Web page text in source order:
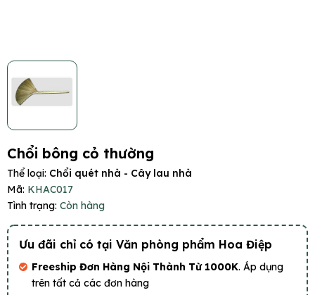
Chổi bông cỏ thường
Thể loại: Chổi quét nhà - Cây lau nhà
Mã: KHAC017
Tình trạng: Còn hàng
Ưu đãi chỉ có tại Văn phòng phẩm Hoa Điệp
Freeship Đơn Hàng Nội Thành Từ 1000K. Áp dụng
trên tất cả các đơn hàng